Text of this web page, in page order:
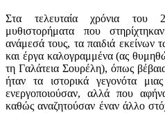
Στα τελευταία χρόνια του
μυθιστορήματα που
ανάμεσά τους, τα παιδιά εκείνων
και έργα καλογραμμένα (ας
τη Γαλάτεια Σουρέλη), όπως
ήταν τα ιστορικά γεγονότα
ενεργοποιούσαν, αλλά που
καθώς αναζητούσαν έναν άλλο